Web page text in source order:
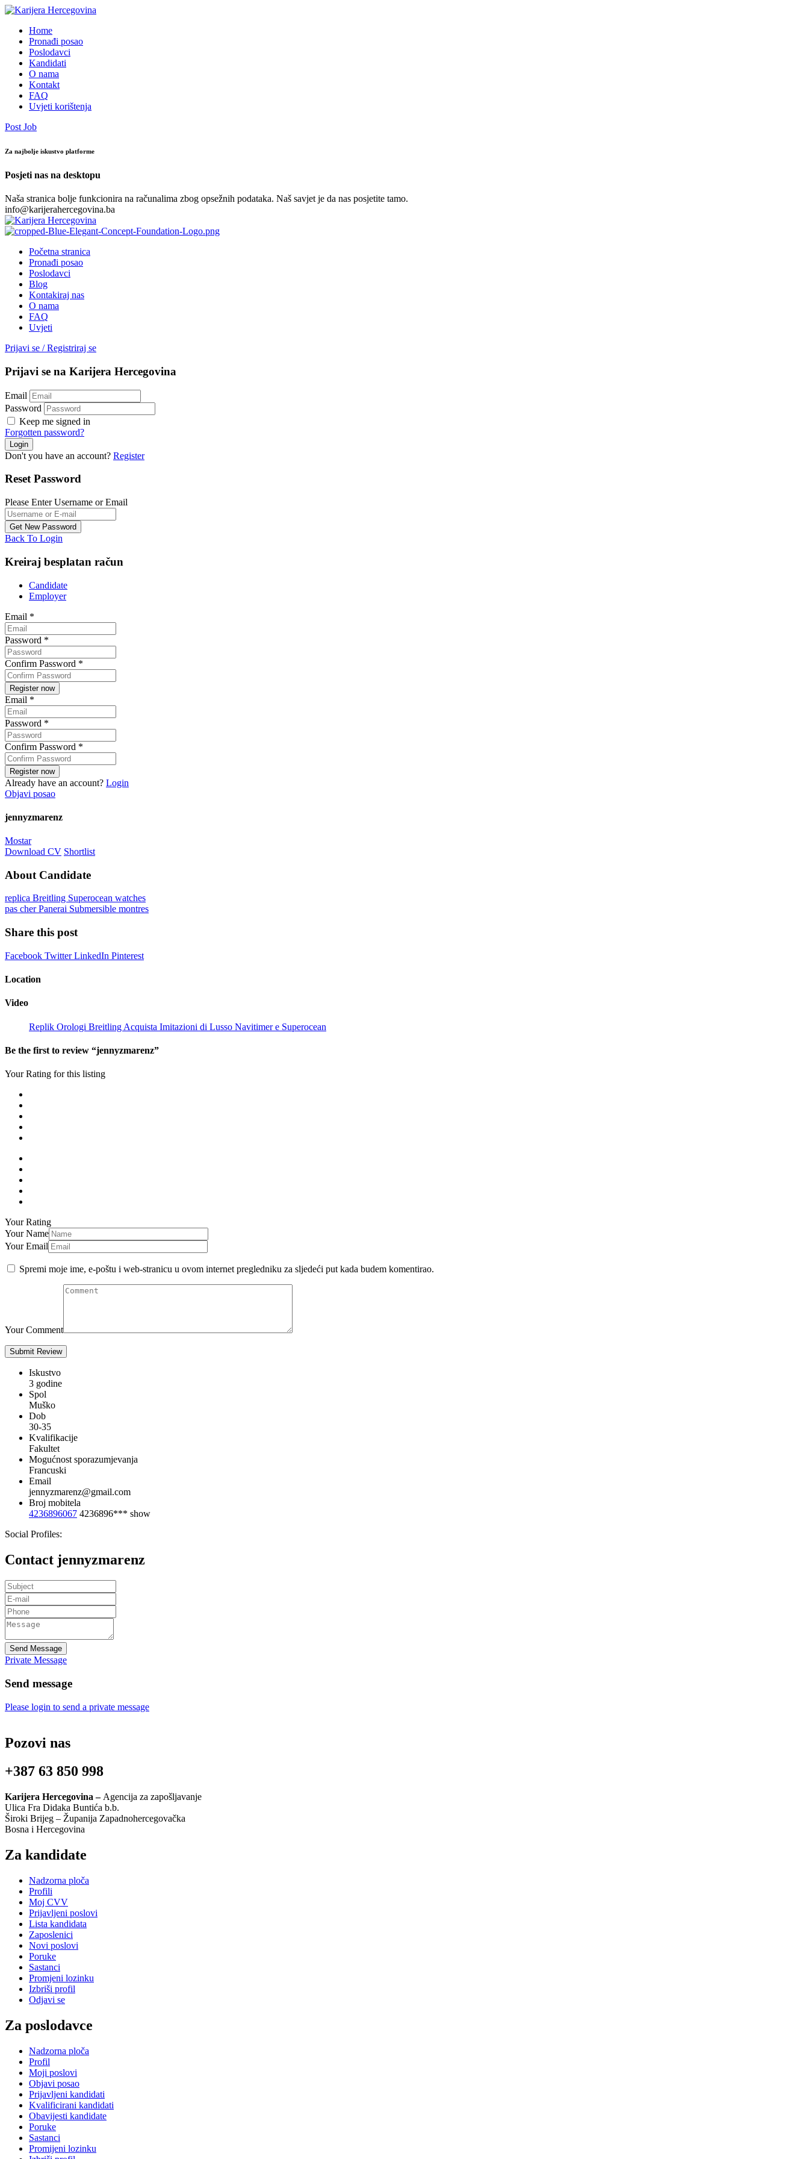
Home
Pronađi posao
Poslodavci
Kandidati
O nama
Kontakt
FAQ
Uvjeti korištenja
Post Job
Za najbolje iskustvo platforme
Posjeti nas na desktopu
Naša stranica bolje funkcionira na računalima zbog opsežnih podataka. Naš savjet je da nas posjetite tamo.
info@karijerahercegovina.ba
Početna stranica
Pronađi posao
Poslodavci
Blog
Kontakiraj nas
O nama
FAQ
Uvjeti
Prijavi se / Registriraj se
Prijavi se na Karijera Hercegovina
Email
Password
Keep me signed in
Forgotten password?
Don't you have an account? Register
Reset Password
Please Enter Username or Email
Back To Login
Kreiraj besplatan račun
Candidate
Employer
Email *
Password *
Confirm Password *
Email *
Password *
Confirm Password *
Already have an account? Login
Objavi posao
jennyzmarenz
Mostar
Download CV Shortlist
About Candidate
replica Breitling Superocean watches
pas cher Panerai Submersible montres
Share this post
Facebook TwitterLinkedIn Pinterest
Location
Video
Replik Orologi Breitling Acquista Imitazioni di Lusso Navitimer e Superocean
Be the first to review “jennyzmarenz”
Your Rating for this listing
Your Rating
Your Name
Your Email
Spremi moje ime, e-poštu i web-stranicu u ovom internet pregledniku za sljedeći put kada budem komentirao.
Your Comment
Iskustvo
3 godine
Spol
Muško
Dob
30-35
Kvalifikacije
Fakultet
Mogućnost sporazumjevanja
Francuski
Email
jennyzmarenz@gmail.com
Broj mobitela
4236896067 4236896*** show
Social Profiles:
Contact jennyzmarenz
Send Message
Private Message
Send message
Please login to send a private message
Pozovi nas
+387 63 850 998
Karijera Hercegovina – Agencija za zapošljavanje
Ulica Fra Didaka Buntića b.b.
Široki Brijeg – Županija Zapadnohercegovačka
Bosna i Hercegovina
Za kandidate
Nadzorna ploča
Profili
Moj CVV
Prijavljeni poslovi
Lista kandidata
Zaposlenici
Novi poslovi
Poruke
Sastanci
Promjeni lozinku
Izbriši profil
Odjavi se
Za poslodavce
Nadzorna ploča
Profil
Moji poslovi
Objavi posao
Prijavljeni kandidati
Kvalificirani kandidati
Obavijesti kandidate
Poruke
Sastanci
Promijeni lozinku